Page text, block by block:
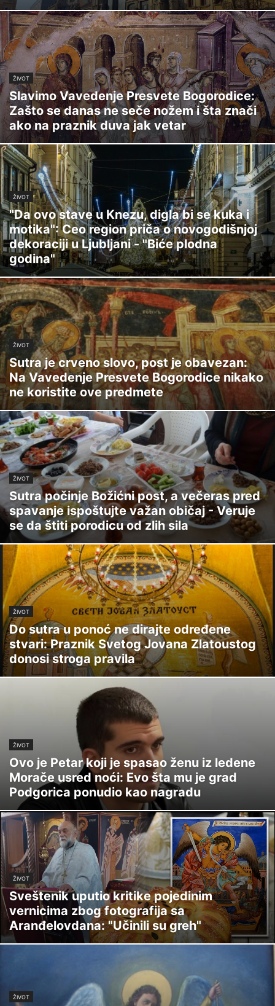
ŽIVOT
Slavimo Vavedenje Presvete Bogorodice:
Zašto se danas ne seče nožem i šta znači
ako na praznik duva jak vetar
ŽIVOT
"Da ovo stave u Knezu, digla bi se kuka i
motika": Ceo region priča o novogodišnjoj
dekoraciji u Ljubljani - "Biće plodna
godina"
ŽIVOT
Sutra je crveno slovo, post je obavezan:
Na Vavedenje Presvete Bogorodice nikako
ne koristite ove predmete
ŽIVOT
Sutra počinje Božićni post, a večeras pred
spavanje ispoštujte važan običaj - Veruje
se da štiti porodicu od zlih sila
ŽIVOT
Do sutra u ponoć ne dirajte određene
stvari: Praznik Svetog Jovana Zlatoustog
donosi stroga pravila
ŽIVOT
Ovo je Petar koji je spasao ženu iz ledene
Morače usred noći: Evo šta mu je grad
Podgorica ponudio kao nagradu
ŽIVOT
Sveštenik uputio kritike pojedinim
vernicima zbog fotografija sa
Aranđelovdana: "Učinili su greh"
ŽIVOT